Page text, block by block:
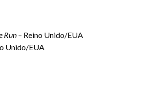
Run – Reino Unido/EUA
Unido/EUA